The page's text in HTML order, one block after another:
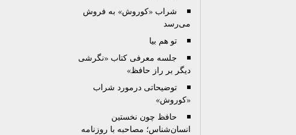
شراب «کوروش» به فروش
می‌رسد
تو هم بیا
جلسه معرفی کتاب «نگرشی
دیگر بر راز حافظ»
توضیحاتی درمورد شراب
«کوروش»
حافظ چون نخستین
انسان‌شناس؛ مصاحبه با روزنامه